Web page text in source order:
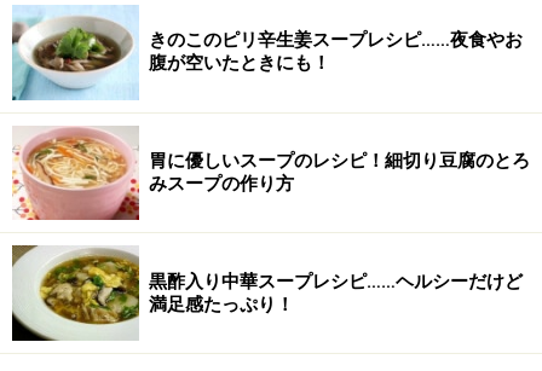
きのこのピリ辛生姜スープレシピ……夜食やお
腹が空いたときにも！
胃に優しいスープのレシピ！細切り豆腐のとろ
みスープの作り方
黒酢入り中華スープレシピ……ヘルシーだけど
満足感たっぷり！